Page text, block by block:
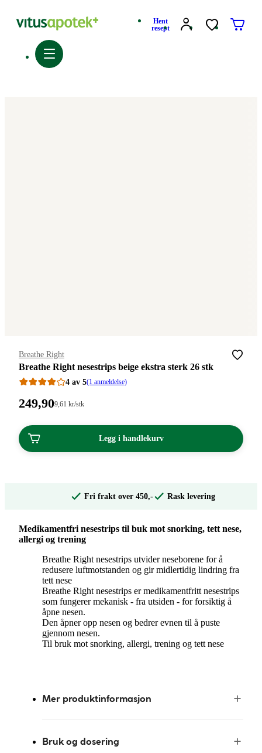
Hent
resept
Merke:
Breathe Right
Breathe Right nesestrips beige ekstra sterk 26 stk
4 av 5(1 anmeldelse)
Pris:
kroner.
249,90Stykkpris:
kroner.
9 ,61 kr/stk
Legg i handlekurv
Fri frakt over 450,- Rask levering
Medikamentfri nesestrips til buk mot snorking, tett nese,
allergi og trening
Breathe Right nesestrips utvider neseborene for å
redusere luftmotstanden og gir midlertidig lindring fra
tett nese
Breathe Right nesestrips er medikamentfritt nesestrips
som fungerer mekanisk - fra utsiden - for forsiktig å
åpne nesen.
Den åpner opp nesen og bedrer evnen til å puste
gjennom nesen.
Til bruk mot snorking, allergi, trening og tett nese
Mer produktinformasjon
Bruk og dosering